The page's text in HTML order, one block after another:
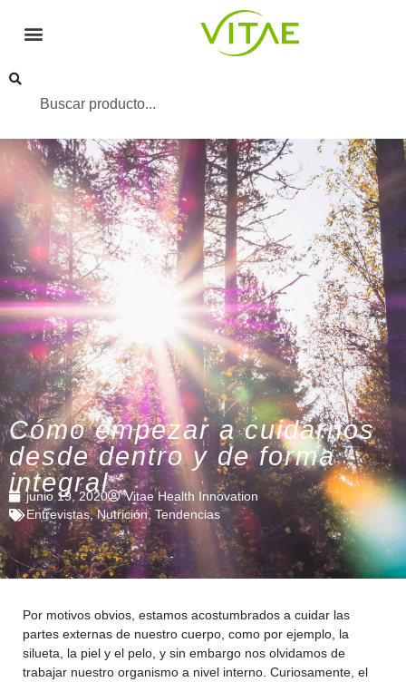
Cómo empezar a cuidarnos
desde dentro y de forma
integral
junio 19, 2020
Vitae Health Innovation
Entrevistas,Nutrición,Tendencias
Por motivos obvios, estamos acostumbrados a cuidar las
partes externas de nuestro cuerpo, como por ejemplo, la
silueta, la piel y el pelo, y sin embargo nos olvidamos de
trabajar nuestro organismo a nivel interno. Curiosamente, el